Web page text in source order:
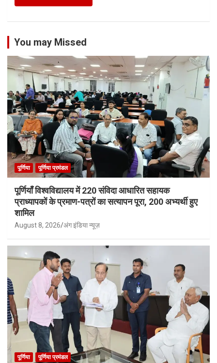
You may Missed
पूर्णिया पूर्णिया प्रमंडल
पूर्णियाँ विश्वविद्यालय में 220 संविदा आधारित सहायक
प्राध्यापकों के प्रमाण-पत्रों का सत्यापन पूरा, 200 अभ्यर्थी हुए
शामिल
August 8, 2026 अंग इंडिया न्यूज़
पूर्णिया पूर्णिया प्रमंडल